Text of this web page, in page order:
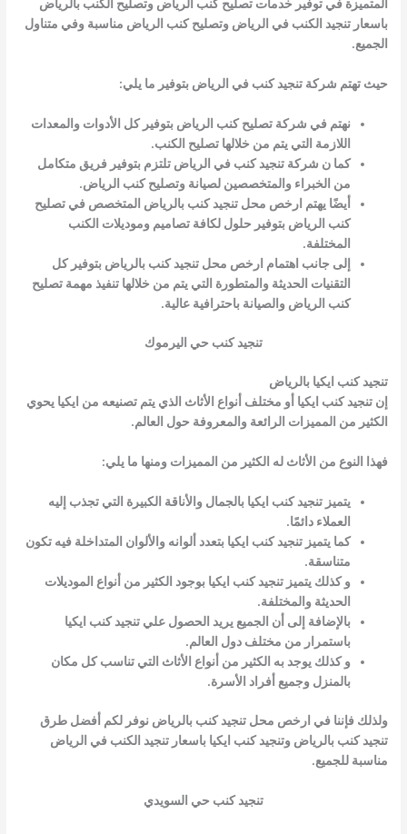
المتميزة في توفير خدمات تصليح كنب الرياض وتصليح الكنب بالرياض
باسعار تنجيد الكنب في الرياض وتصليح كنب الرياض مناسبة وفي متناول
الجميع.
حيث تهتم شركة تنجيد كنب في الرياض بتوفير ما يلي:
نهتم في شركة تصليح كنب الرياض بتوفير كل الأدوات والمعدات
اللازمة التي يتم من خلالها تصليح الكنب.
كما ن شركة تنجيد كنب في الرياض تلتزم بتوفير فريق متكامل
من الخبراء والمتخصصين لصيانة وتصليح كنب الرياض.
أيضًا يهتم ارخص محل تنجيد كنب بالرياض المتخصص في تصليح
كنب الرياض بتوفير حلول لكافة تصاميم وموديلات الكنب
المختلفة.
إلى جانب اهتمام ارخص محل تنجيد كنب بالرياض بتوفير كل
التقنيات الحديثة والمتطورة التي يتم من خلالها تنفيذ مهمة تصليح
كنب الرياض والصيانة باحترافية عالية.
تنجيد كنب حي اليرموك
تنجيد كنب ايكيا بالرياض
إن تنجيد كنب ايكيا أو مختلف أنواع الأثاث الذي يتم تصنيعه من ايكيا يحوي
الكثير من المميزات الرائعة والمعروفة حول العالم.
فهذا النوع من الأثاث له الكثير من المميزات ومنها ما يلي:
يتميز تنجيد كنب ايكيا بالجمال والأناقة الكبيرة التي تجذب إليه
العملاء دائمًا.
كما يتميز تنجيد كنب ايكيا بتعدد ألوانه والألوان المتداخلة فيه تكون
متناسقة.
و كذلك يتميز تنجيد كنب ايكيا بوجود الكثير من أنواع الموديلات
الحديثة والمختلفة.
بالإضافة إلى أن الجميع يريد الحصول علي تنجيد كنب ايكيا
باستمرار من مختلف دول العالم.
و كذلك يوجد به الكثير من أنواع الأثاث التي تناسب كل مكان
بالمنزل وجميع أفراد الأسرة.
ولذلك فإننا في ارخص محل تنجيد كنب بالرياض نوفر لكم أفضل طرق
تنجيد كنب بالرياض وتنجيد كنب ايكيا باسعار تنجيد الكنب في الرياض
مناسبة للجميع.
تنجيد كنب حي السويدي